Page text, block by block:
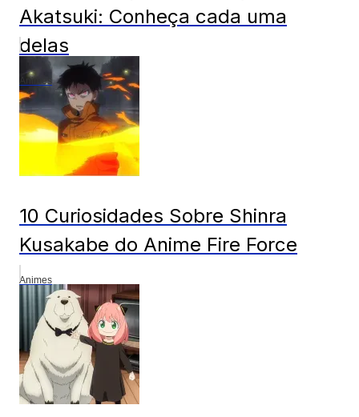
Akatsuki: Conheça cada uma
delas
Animes
10 Curiosidades Sobre Shinra
Kusakabe do Anime Fire Force
Animes